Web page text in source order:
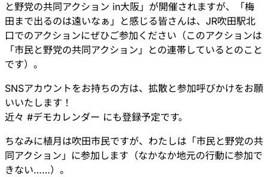
と野党の共同アクション in大阪」が開催されますが、「梅
田まで出るのは遠いなぁ」と感じる皆さんは、JR吹田駅北
口でのアクションにぜひご参加ください（このアクションは
「市民と野党の共同アクション」との連帯しているとのこと
です）。
SNSアカウントをお持ちの方は、拡散と参加呼びかけをお願
いいたします！
近々 #デモカレンダー にも登録予定です。
ちなみに植月は吹田市民ですが、わたしは「市民と野党の共
同アクション」に参加します（なかなか地元の行動に参加で
きない……）。